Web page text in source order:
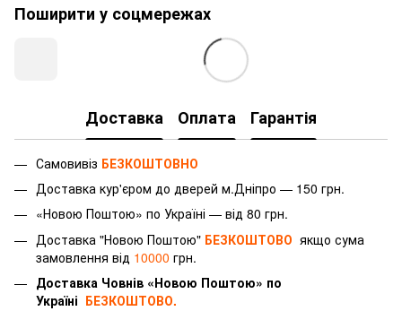
Поширити у соцмережах
Доставка Оплата Гарантія
Самовивіз БЕЗКОШТОВНО
Доставка кур'єром до дверей м.Дніпро — 150 грн.
«Новою Поштою» по Україні — від 80 грн.
Доставка "Новою Поштою" БЕЗКОШТОВО якщо сума
замовлення від 10000 грн.
Доставка Човнів «Новою Поштою» по
Україні БЕЗКОШТОВО.